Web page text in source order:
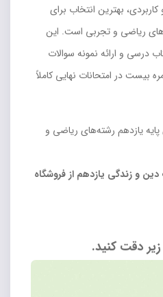
بهترین انتخاب برای
ریاضی و تجربی است. این
درسی و ارائه نمونه سوالات
بیست در امتحانات نهایی کاملاً
یازدهم رشته‌های ریاضی و
و زندگی یازدهم از فروشگاه
دقت کنید.